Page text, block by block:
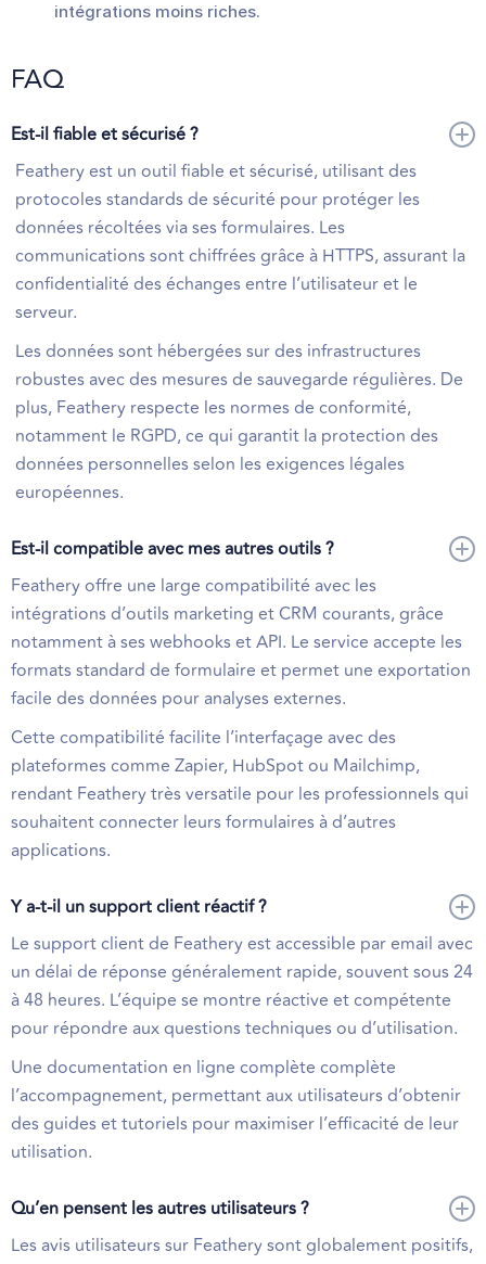
intégrations moins riches.
FAQ
Est-il fiable et sécurisé ?
Feathery est un outil fiable et sécurisé, utilisant des
protocoles standards de sécurité pour protéger les
données récoltées via ses formulaires. Les
communications sont chiffrées grâce à HTTPS, assurant la
confidentialité des échanges entre l’utilisateur et le
serveur.
Les données sont hébergées sur des infrastructures
robustes avec des mesures de sauvegarde régulières. De
plus, Feathery respecte les normes de conformité,
notamment le RGPD, ce qui garantit la protection des
données personnelles selon les exigences légales
européennes.
Est-il compatible avec mes autres outils ?
Feathery offre une large compatibilité avec les
intégrations d’outils marketing et CRM courants, grâce
notamment à ses webhooks et API. Le service accepte les
formats standard de formulaire et permet une exportation
facile des données pour analyses externes.
Cette compatibilité facilite l’interfaçage avec des
plateformes comme Zapier, HubSpot ou Mailchimp,
rendant Feathery très versatile pour les professionnels qui
souhaitent connecter leurs formulaires à d’autres
applications.
Y a-t-il un support client réactif ?
Le support client de Feathery est accessible par email avec
un délai de réponse généralement rapide, souvent sous 24
à 48 heures. L’équipe se montre réactive et compétente
pour répondre aux questions techniques ou d’utilisation.
Une documentation en ligne complète complète
l’accompagnement, permettant aux utilisateurs d’obtenir
des guides et tutoriels pour maximiser l’efficacité de leur
utilisation.
Qu’en pensent les autres utilisateurs ?
Les avis utilisateurs sur Feathery sont globalement positifs,